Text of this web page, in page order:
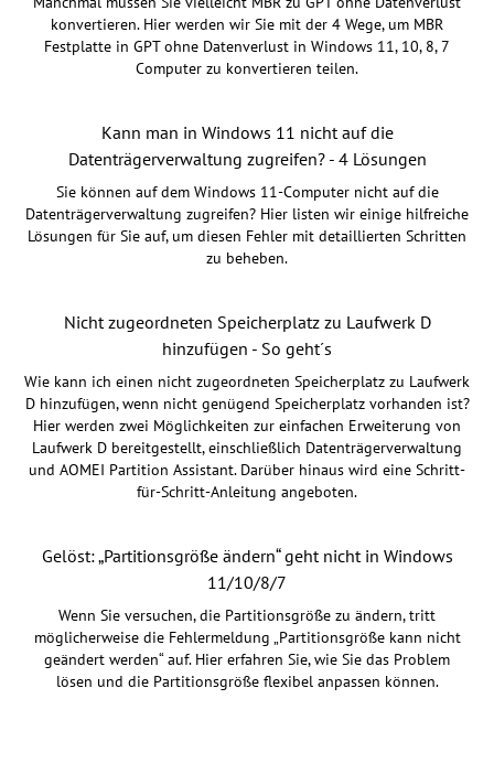
konvertieren. Hier werden wir Sie mit der 4 Wege, um MBR
Festplatte in GPT ohne Datenverlust in Windows 11, 10, 8, 7
Computer zu konvertieren teilen.
Kann man in Windows 11 nicht auf die
Datenträgerverwaltung zugreifen? - 4 Lösungen
Sie können auf dem Windows 11-Computer nicht auf die
Datenträgerverwaltung zugreifen? Hier listen wir einige hilfreiche
Lösungen für Sie auf, um diesen Fehler mit detaillierten Schritten
zu beheben.
Nicht zugeordneten Speicherplatz zu Laufwerk D
hinzufügen - So geht´s
Wie kann ich einen nicht zugeordneten Speicherplatz zu Laufwerk
D hinzufügen, wenn nicht genügend Speicherplatz vorhanden ist?
Hier werden zwei Möglichkeiten zur einfachen Erweiterung von
Laufwerk D bereitgestellt, einschließlich Datenträgerverwaltung
und AOMEI Partition Assistant. Darüber hinaus wird eine Schritt-
für-Schritt-Anleitung angeboten.
Gelöst: „Partitionsgröße ändern“ geht nicht in Windows
11/10/8/7
Wenn Sie versuchen, die Partitionsgröße zu ändern, tritt
möglicherweise die Fehlermeldung „Partitionsgröße kann nicht
geändert werden“ auf. Hier erfahren Sie, wie Sie das Problem
lösen und die Partitionsgröße flexibel anpassen können.